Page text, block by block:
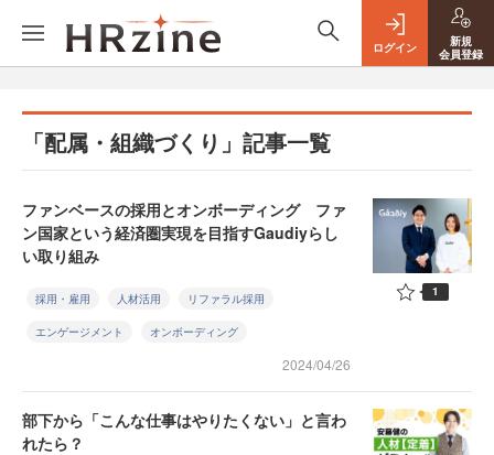
ログイン
新規
会員登録
「配属・組織づくり」記事一覧
ファンベースの採用とオンボーディング ファ
ン国家という経済圏実現を目指すGaudiyらし
い取り組み
採用・雇用 人材活用 リファラル採用
エンゲージメント オンボーディング
2024/04/26
1
部下から「こんな仕事はやりたくない」と言わ
れたら？